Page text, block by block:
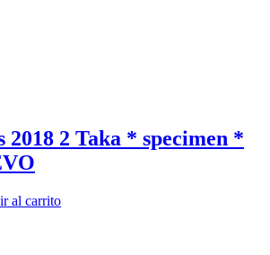
2018 2 Taka * specimen *
al carrito